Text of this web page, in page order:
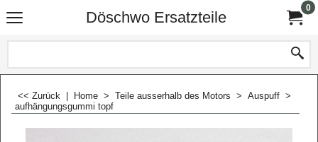
Döschwo Ersatzteile
0
<< Zurück Home > Teile ausserhalb des Motors > Auspuff >
aufhängungsgummi topf